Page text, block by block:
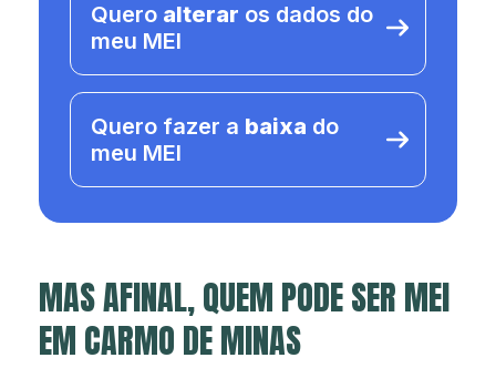
Quero alterar os dados do
meu MEI
Quero fazer a baixa do
meu MEI
MAS AFINAL, QUEM PODE SER MEI
EM CARMO DE MINAS